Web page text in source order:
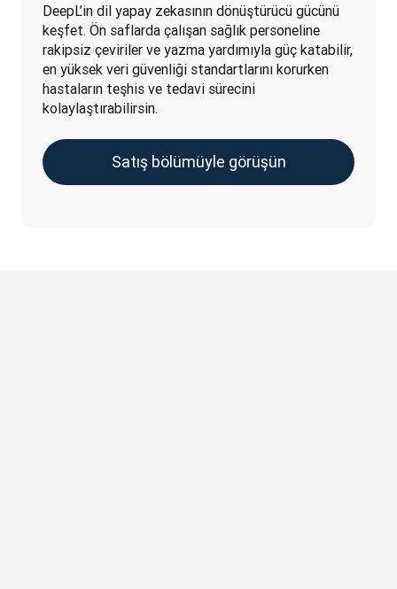
DeepL’in dil yapay zekasının dönüştürücü gücünü
keşfet. Ön saflarda çalışan sağlık personeline
rakipsiz çeviriler ve yazma yardımıyla güç katabilir,
en yüksek veri güvenliği standartlarını korurken
hastaların teşhis ve tedavi sürecini
kolaylaştırabilirsin.
Satış bölümüyle görüşün